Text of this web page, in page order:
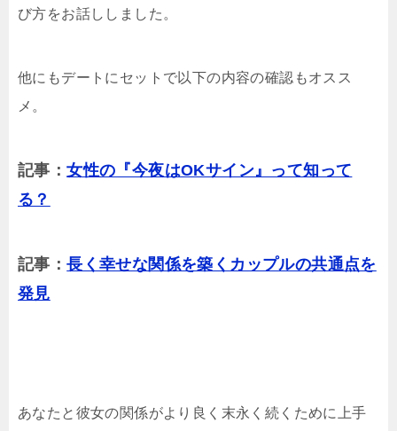
び方をお話ししました。
他にもデートにセットで以下の内容の確認もオスス
メ。
記事：女性の『今夜はOKサイン』って知って
る？
記事：長く幸せな関係を築くカップルの共通点を
発見
あなたと彼女の関係がより良く末永く続くために上手